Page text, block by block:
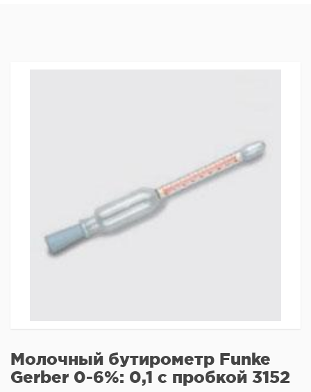
Молочный бутирометр Funke
Gerber 0-6%: 0,1 с пробкой 3152